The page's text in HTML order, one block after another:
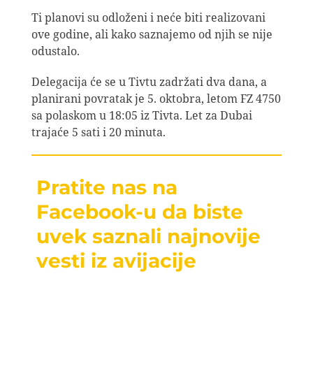
Ti planovi su odloženi i neće biti realizovani
ove godine, ali kako saznajemo od njih se nije
odustalo.
Delegacija će se u Tivtu zadržati dva dana, a
planirani povratak je 5. oktobra, letom FZ 4750
sa polaskom u 18:05 iz Tivta. Let za Dubai
trajaće 5 sati i 20 minuta.
Pratite nas na
Facebook-u da biste
uvek saznali najnovije
vesti iz avijacije